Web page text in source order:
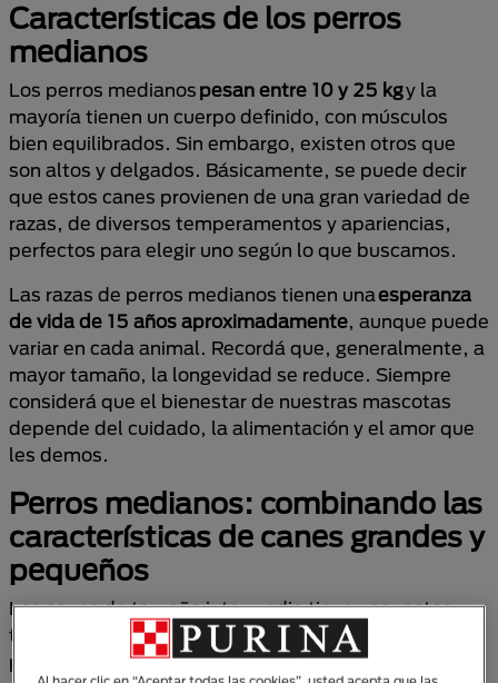
Características de los perros
medianos
Los perros medianos pesan entre 10 y 25 kgy la
mayoría tienen un cuerpo definido, con músculos
bien equilibrados. Sin embargo, existen otros que
son altos y delgados. Básicamente, se puede decir
que estos canes provienen de una gran variedad de
razas, de diversos temperamentos y apariencias,
perfectos para elegir uno según lo que buscamos.
Las razas de perros medianos tienen unaesperanza
de vida de 15 años aproximadamente, aunque puede
variar en cada animal. Recordá que, generalmente, a
mayor tamaño, la longevidad se reduce. Siempre
considerá que el bienestar de nuestras mascotas
depende del cuidado, la alimentación y el amor que
les demos.
Perros medianos: combinando las
características de canes grandes y
pequeños
Los canes de tamaño intermedio tienen aspectos
tanto de las
razas grandescomo de las más
pequeñas; es decir, tienen unentusiasmo y